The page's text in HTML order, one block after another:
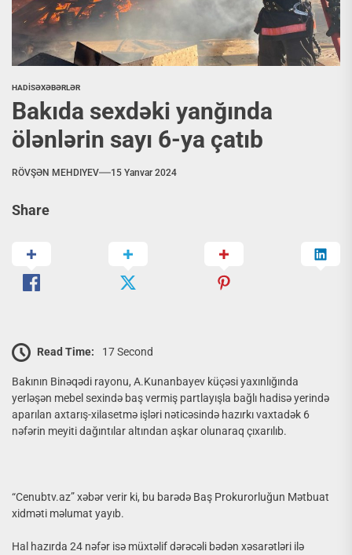
HADİSƏXƏBƏRLƏR
Bakıda sexdəki yanğında
ölənlərin sayı 6-ya çatıb
RÖVŞƏN MEHDIYEV 15 Yanvar 2024
Share
Read Time: 17 Second
Bakının Binəqədi rayonu, A.Kunanbayev küçəsi yaxınlığında
yerləşən mebel sexində baş vermiş partlayışla bağlı hadisə yerində
aparılan axtarış-xilasetmə işləri nəticəsində hazırkı vaxtadək 6
nəfərin meyiti dağıntılar altından aşkar olunaraq çıxarılıb.
“Cenubtv.az” xəbər verir ki, bu barədə Baş Prokurorluğun Mətbuat
xidməti məlumat yayıb.
Hal hazırda 24 nəfər isə müxtəlif dərəcəli bədən xəsarətləri ilə